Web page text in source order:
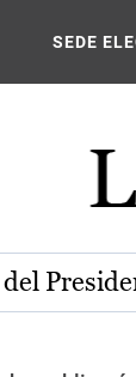
SEDE